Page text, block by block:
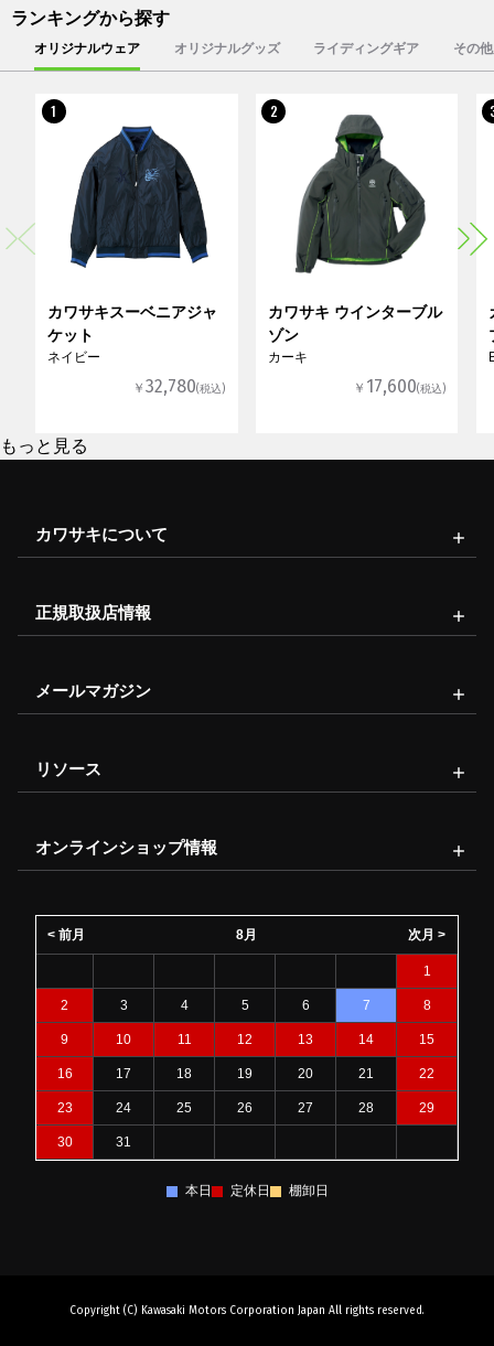
ランキングから探す
オリジナルウェア オリジナルグッズ ライディングギア その
1
カワサキスーベニアジャ
ケット
ネイビー
￥32,780(税込)
2
カワサキ ウインターブル
ゾン
カーキ
￥ 17,600(税込)
もっと見る
カワサキについて
正規取扱店情報
メールマガジン
リソース
オンラインショップ情報
8月
< 前月 次月 >
1
2 3 4 5 6 7 8
9 10 11 12 13 14 15
16 17 18 19 20 21 22
23 24 25 26 27 28 29
30 31
本日 定休日 棚卸日
Copyright (C) Kawasaki Motors Corporation Japan All rights reserved.